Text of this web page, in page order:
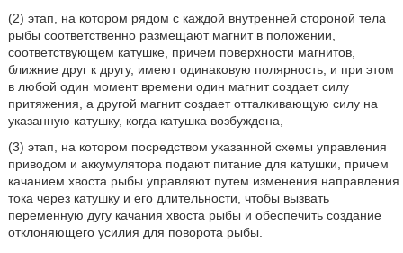
(2) этап, на котором рядом с каждой внутренней стороной тела
рыбы соответственно размещают магнит в положении,
соответствующем катушке, причем поверхности магнитов,
ближние друг к другу, имеют одинаковую полярность, и при этом
в любой один момент времени один магнит создает силу
притяжения, а другой магнит создает отталкивающую силу на
указанную катушку, когда катушка возбуждена,
(3) этап, на котором посредством указанной схемы управления
приводом и аккумулятора подают питание для катушки, причем
качанием хвоста рыбы управляют путем изменения направления
тока через катушку и его длительности, чтобы вызвать
переменную дугу качания хвоста рыбы и обеспечить создание
отклоняющего усилия для поворота рыбы.